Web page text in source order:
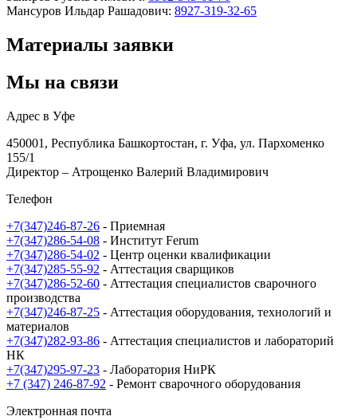
Мансуров Ильдар Рашадович: 8927-319-32-65
Материалы заявки
Мы на связи
Адрес в Уфе
450001, Республика Башкортостан, г. Уфа, ул. Пархоменко
155/1
Директор – Атрощенко Валерий Владимирович
Телефон
+7(347)246-87-26 - Приемная
+7(347)286-54-08 - Институт Ferum
+7(347)286-54-02 - Центр оценки квалификации
+7(347)285-55-92 - Аттестация сварщиков
+7(347)286-52-60 - Аттестация специалистов сварочного
производства
+7(347)246-87-25 - Аттестация оборудования, технологий и
материалов
+7(347)282-93-86 - Аттестация специалистов и лабораторий
НК
+7(347)295-97-23 - Лаборатория НиРК
+7 (347) 246-87-92 - Ремонт сварочного оборудования
Электронная почта